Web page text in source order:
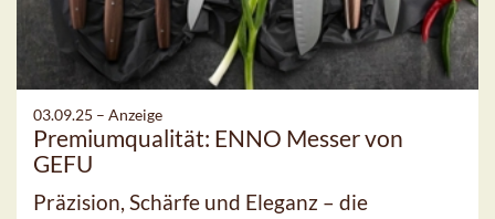
03.09.25 – Anzeige
Premiumqualität: ENNO Messer von
GEFU
Präzision, Schärfe und Eleganz – die